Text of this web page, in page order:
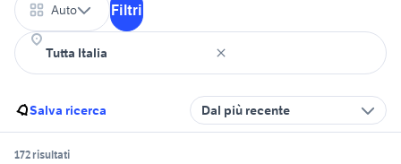
Auto Filtri
Salva ricerca Dal più recente
172 risultati